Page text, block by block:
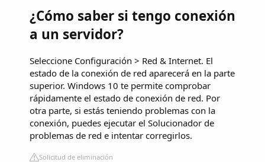
¿Cómo saber si tengo conexión
a un servidor?
Seleccione Configuración > Red & Internet. El
estado de la conexión de red aparecerá en la parte
superior. Windows 10 te permite comprobar
rápidamente el estado de conexión de red. Por
otra parte, si estás teniendo problemas con la
conexión, puedes ejecutar el Solucionador de
problemas de red e intentar corregirlos.
Solicitud de eliminación